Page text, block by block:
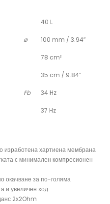
40 L
ø 100 mm / 3.94″
78 cm²
35 cm / 9.84″
Fb 34 Hz
37 Hz
изработена хартиена мембрана
с минимален компресионен
окачване за по-голяма
и увеличен ход
2х2Ohm